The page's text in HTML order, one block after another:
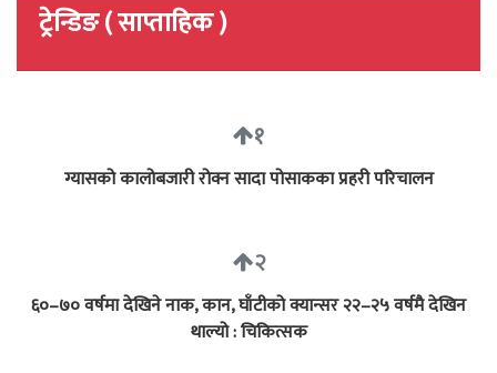
ट्रेन्डिङ ( साप्ताहिक )
१
ग्यासको कालोबजारी रोक्न सादा पोसाकका प्रहरी परिचालन
२
६०–७० वर्षमा देखिने नाक, कान, घाँटीको क्यान्सर २२–२५ वर्षमै देखिन
थाल्यो : चिकित्सक